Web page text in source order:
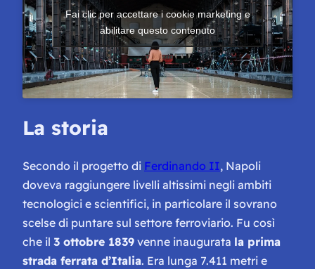
Fai clic per accettare i cookie marketing e
abilitare questo contenuto
La storia
Secondo il progetto di Ferdinando II, Napoli
doveva raggiungere livelli altissimi negli ambiti
tecnologici e scientifici, in particolare il sovrano
scelse di puntare sul settore ferroviario. Fu così
che il 3 ottobre 1839 venne inaugurata la prima
strada ferrata d’Italia. Era lunga 7.411 metri e